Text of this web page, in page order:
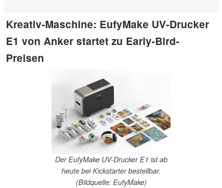
Kreativ-Maschine: EufyMake UV-Drucker
E1 von Anker startet zu Early-Bird-
Preisen
Der EufyMake UV-Drucker E1 ist ab
heute bei Kickstarter bestellbar.
(Bildquelle: EufyMake)